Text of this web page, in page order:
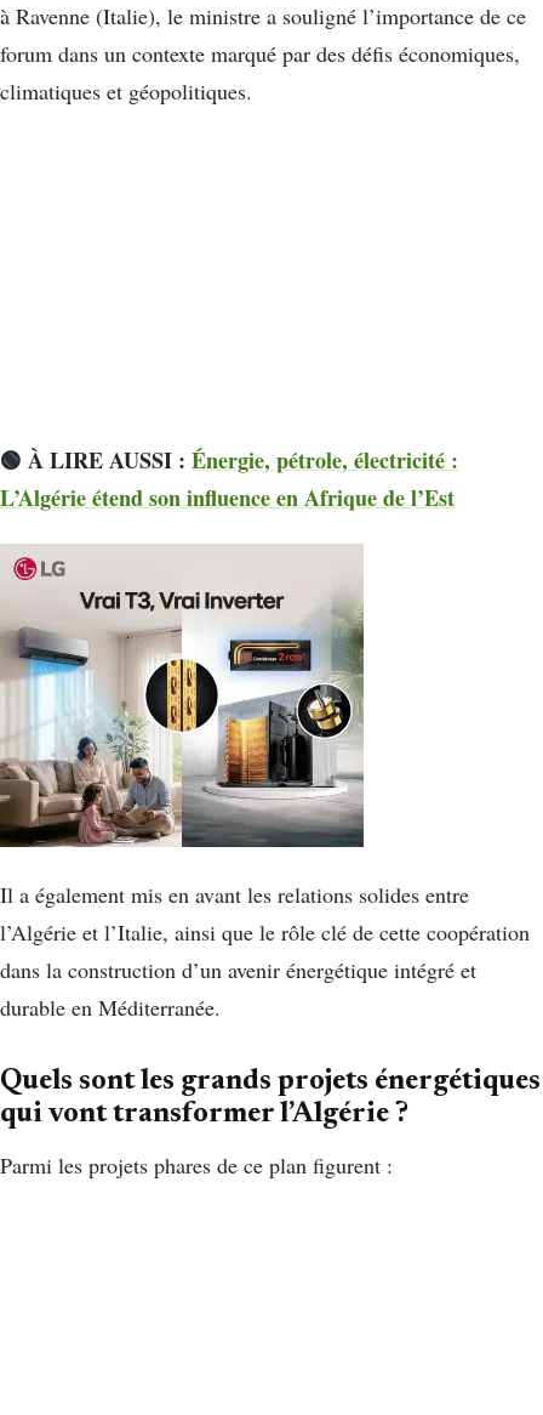
à Ravenne (Italie), le ministre a souligné l’importance de ce
forum dans un contexte marqué par des défis économiques,
climatiques et géopolitiques.
🟢 À LIRE AUSSI : Énergie, pétrole, électricité :
L’Algérie étend son influence en Afrique de l’Est
Il a également mis en avant les relations solides entre
l’Algérie et l’Italie, ainsi que le rôle clé de cette coopération
dans la construction d’un avenir énergétique intégré et
durable en Méditerranée.
Quels sont les grands projets énergétiques
qui vont transformer l’Algérie ?
Parmi les projets phares de ce plan figurent :